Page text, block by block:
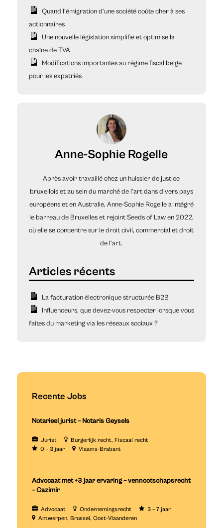
Quand l’émigration d’une société coûte cher à ses
actionnaires
Une nouvelle législation simplifie et optimise la
chaîne de TVA
Modifications importantes au régime fiscal belge
pour les expatriés
Anne-Sophie Rogelle
Après avoir travaillé chez un huissier de justice
bruxellois et au sein du marché de l’art dans divers pays
européens et en Australie, Anne-Sophie Rogelle a intégré
le barreau de Bruxelles et rejoint Seeds of Law en 2022,
où elle se concentre sur le droit civil, commercial et droit
de l’art.
La facturation électronique structurée B2B
Influenceurs, que devez-vous respecter lorsque vous
faites du marketing via les réseaux sociaux ?
Recente Jobs
Notarieel jurist – Notaris Geysels
Jurist Burgerlijk recht
Fiscaal recht
0 – 3 jaar
Vlaams-Brabant
Advocaat met +3 jaar ervaring – vennootschapsrecht
– Cazimir
Advocaat Ondernemingsrecht
3 – 7 jaar
Antwerpen
Brussel Oost-Vlaanderen